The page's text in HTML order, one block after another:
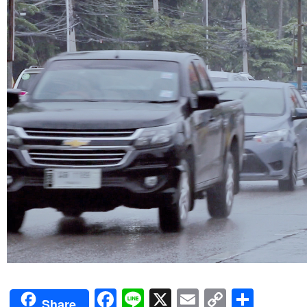
Facebook
Line
X Email
Copy